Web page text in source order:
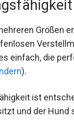
Größen
einfach, die
).
ist
und der Hund